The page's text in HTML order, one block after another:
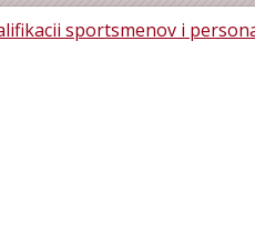
sportsmenov i